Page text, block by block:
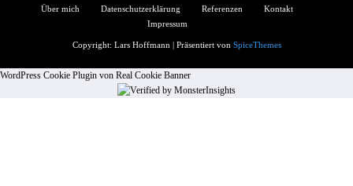
Über mich Datenschutzerklärung Referenzen
Kontakt
Impressum
Copyright: Lars Hoffmann | Präsentiert von SpiceThemes
WordPress Cookie Plugin von Real Cookie Banner